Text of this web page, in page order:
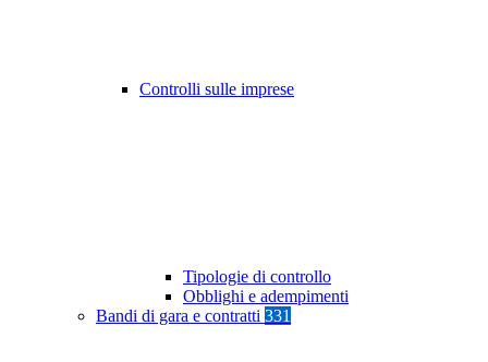
Controlli sulle imprese
Tipologie di controllo
Obblighi e adempimenti
Bandi di gara e contratti 331